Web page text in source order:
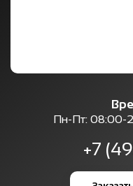
Пн-Пт: 08:00-
+7